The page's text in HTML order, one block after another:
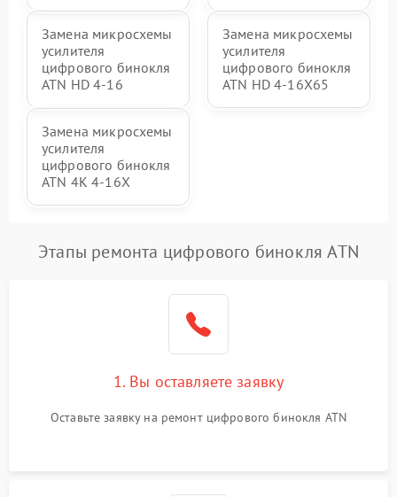
Замена микросхемы
усилителя
цифрового бинокля
ATN HD 4-16
Замена микросхемы
усилителя
цифрового бинокля
ATN HD 4-16X65
Замена микросхемы
усилителя
цифрового бинокля
ATN 4K 4-16X
Этапы ремонта цифрового бинокля ATN
1. Вы оставляете заявку
Оставьте заявку на ремонт цифрового бинокля ATN